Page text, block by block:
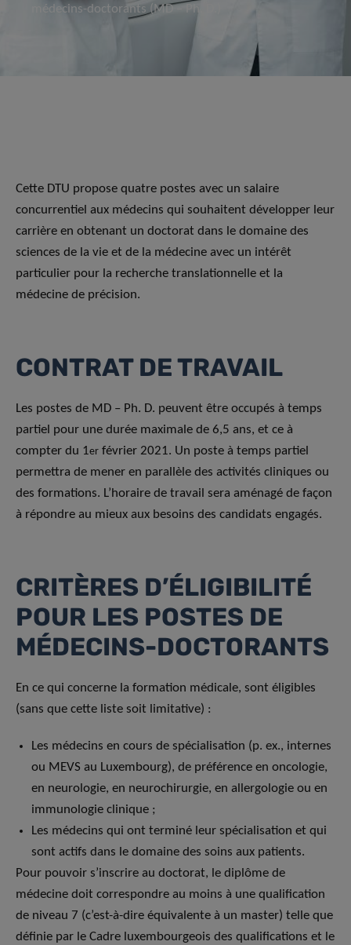
médecins-doctorants (MD – Ph. D.)
Cette DTU propose quatre postes avec un salaire
concurrentiel aux médecins qui souhaitent développer leur
carrière en obtenant un doctorat dans le domaine des
sciences de la vie et de la médecine avec un intérêt
particulier pour la recherche translationnelle et la
médecine de précision.
CONTRAT DE TRAVAIL
Les postes de MD – Ph. D. peuvent être occupés à temps
partiel pour une durée maximale de 6,5 ans, et ce à
compter du 1er février 2021. Un poste à temps partiel
permettra de mener en parallèle des activités cliniques ou
des formations. L’horaire de travail sera aménagé de façon
à répondre au mieux aux besoins des candidats engagés.
CRITÈRES D’ÉLIGIBILITÉ
POUR LES POSTES DE
MÉDECINS-DOCTORANTS
En ce qui concerne la formation médicale, sont éligibles
(sans que cette liste soit limitative) :
Les médecins en cours de spécialisation (p. ex., internes
ou MEVS au Luxembourg), de préférence en oncologie,
en neurologie, en neurochirurgie, en allergologie ou en
immunologie clinique ;
Les médecins qui ont terminé leur spécialisation et qui
sont actifs dans le domaine des soins aux patients.
Pour pouvoir s’inscrire au doctorat, le diplôme de
médecine doit correspondre au moins à une qualification
de niveau 7 (c’est-à-dire équivalente à un master) telle que
définie par le Cadre luxembourgeois des qualifications et le